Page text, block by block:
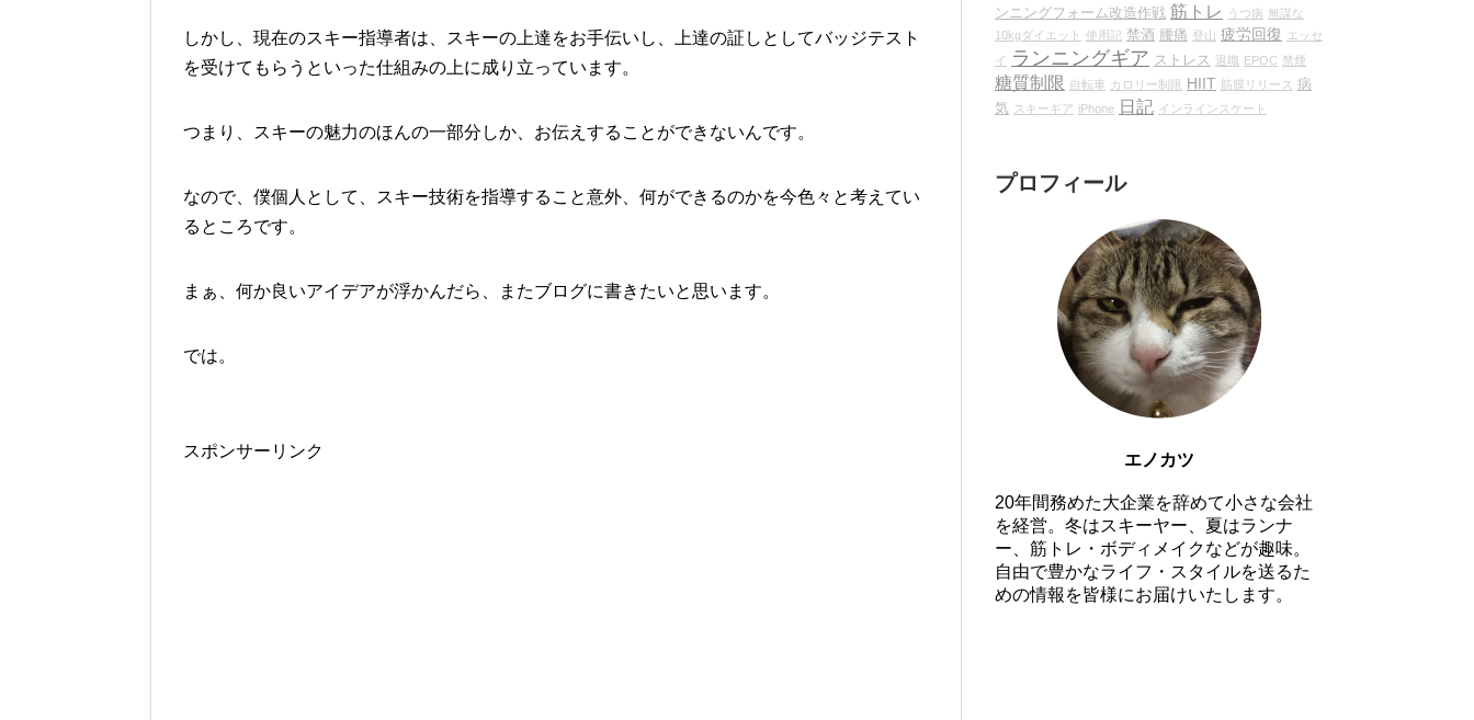
しかし、現在のスキー指導者は、スキーの上達をお手伝いし、上達の証しとしてバッジテスト
を受けてもらうといった仕組みの上に成り立っています。
つまり、スキーの魅力のほんの一部分しか、お伝えすることができないんです。
なので、僕個人として、スキー技術を指導すること意外、何ができるのかを今色々と考えてい
るところです。
まぁ、何か良いアイデアが浮かんだら、またブログに書きたいと思います。
では。
スポンサーリンク
ンニングフォーム改造作戦 筋トレ うつ病 無謀な
10kgダイエット
使用記 禁酒 腰痛 登山 疲労回復
エッセ
イ
ランニングギア ストレス 退職 EPOC 禁煙
糖質制限 自転車 カロリー制限 HIIT 筋膜リリース 病
気 スキーギア iPhone 日記 インラインスケート
プロフィール
エノカツ
20年間務めた大企業を辞めて小さな会社
を経営。冬はスキーヤー、夏はランナ
ー、筋トレ・ボディメイクなどが趣味。
自由で豊かなライフ・スタイルを送るた
めの情報を皆様にお届けいたします。